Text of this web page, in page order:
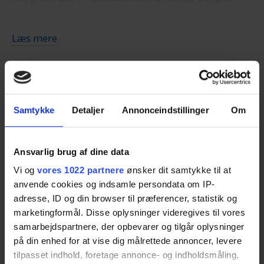
Samtykke Detaljer Annonceindstillinger Om
Ansvarlig brug af dine data
Vi og vores 1022 partnere ønsker dit samtykke til at
anvende cookies og indsamle persondata om IP-
adresse, ID og din browser til præferencer, statistik og
marketingformål. Disse oplysninger videregives til vores
samarbejdspartnere, der opbevarer og tilgår oplysninger
på din enhed for at vise dig målrettede annoncer, levere
tilpasset indhold, foretage annonce- og indholdsmåling,
kontaktet af op til fire ejendomsmæglere, som kan
give dig en realistisk salgsvurdering og tilbud på
boligsalg.
Ejendomsmæglerne ved, at de konkurrerer med
bedste og mest konkurrencedygtige tilbud.
Med Ejendomsmægler.dk er det nemt at finde den
rigtige mægler i Odense NV. Det er gratis, og du
binder dig ikke til noget. Du bestemmer helt selv,
om du takker ja til et tilbud eller ej.
Læs mere
Spild ikke tiden med at indhente tilbud. Lad
kontakte dig med gode tilbud.
Spar penge